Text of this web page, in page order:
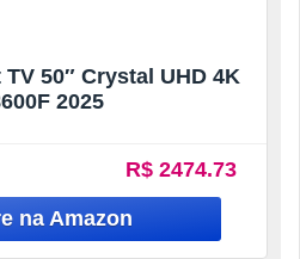
50″ Crystal UHD 4K
2025
R$ 2474.73